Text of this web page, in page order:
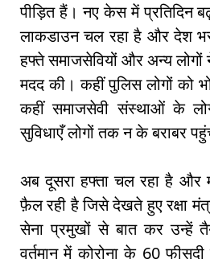
पीड़ित हैं। नए केस में प्रतिदिन
लाकडाउन चल रहा है और देश
हफ्ते समाजसेवियों और अन्य
मदद की। कहीं पुलिस लोगों को
कहीं समाजसेवी संस्थाओं के
सुविधाएँ लोगों तक न के बराबर
अब दूसरा हफ्ता चल रहा है और
फ़ैल रही है जिसे देखते हुए रक्षा
सेना प्रमुखों से बात कर उन्हें
वर्तमान में कोरोना के 60 फीसदी